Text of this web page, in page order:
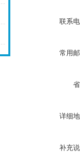
联系
常用
详细
补充